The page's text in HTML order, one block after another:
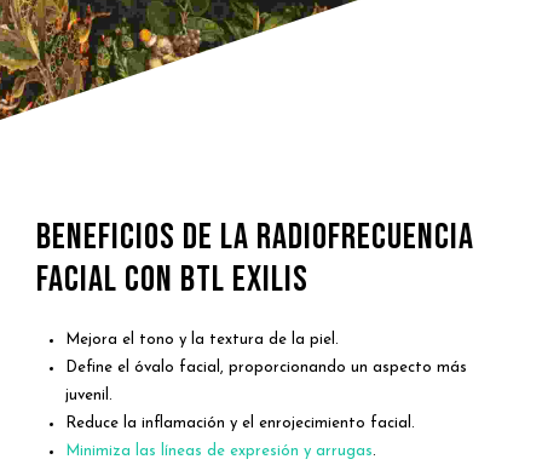
Beneficios de la Radiofrecuencia
Facial con BTL Exilis
Mejora el tono y la textura de la piel.
Define el óvalo facial, proporcionando un aspecto más
juvenil.
Reduce la inflamación y el enrojecimiento facial.
Minimiza las líneas de expresión y arrugas.